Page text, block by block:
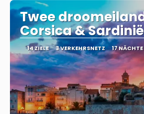
Twee
Corsica & Sardinië
14 ZIELE 3 VERKEHRSNETZ 17 NÄCHTE